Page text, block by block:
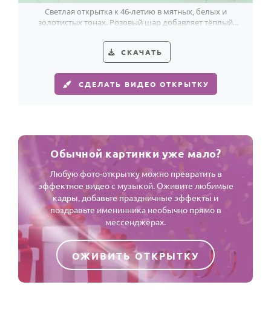
Светлая открытка к 46-летию в мятных, белых и
золотистых тонах. Розовый шар добавляет тёплый
СКАЧАТЬ
СДЕЛАТЬ ВИДЕО ОТКРЫТКУ
Обычной картинки уже мало?
Любую фото-открытку можно превратить в
эффектное видео с музыкой. Оживите любимые
кадры, добавьте праздничные эффекты и
поздравьте именинника необычно прямо в
мессенджерах.
ОЖИВИТЬ ОТКРЫТКУ